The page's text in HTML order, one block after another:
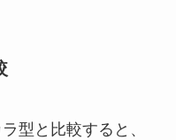
型と比較すると、